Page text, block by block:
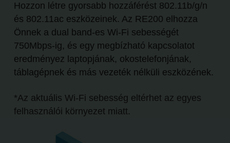
Hozzon létre gyorsabb hozzáférést 802.11b/g/n
és 802.11ac eszközeinek. Az RE200 elhozza
Önnek a dual band-es Wi-Fi sebességét
750Mbps-ig, és egy megbízható kapcsolatot
eredményez laptopjának, okostelefonjának,
táblagépnek és más vezeték nélküli eszközének.
*Az aktuális Wi-Fi sebesség eltérhet az egyes
felhasználói környezet miatt.